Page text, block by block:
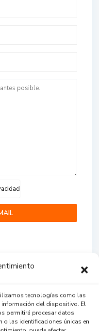
tecnologías como las
información del dispositivo. El
permitirá procesar datos
o las identificaciones únicas en